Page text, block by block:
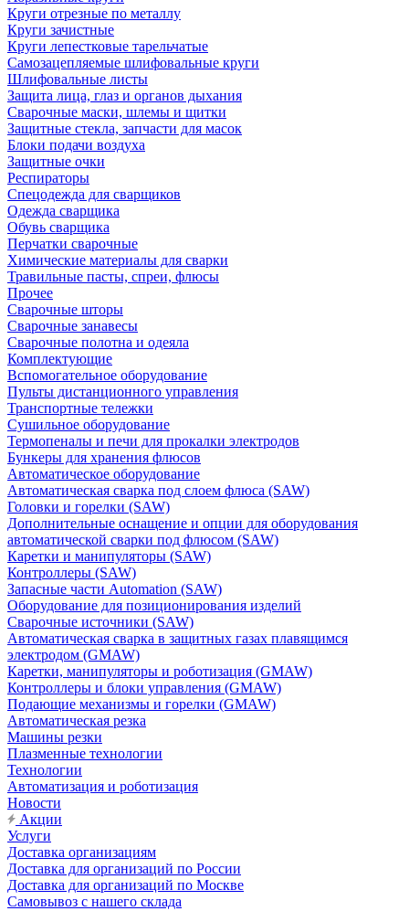
Круги отрезные по металлу
Круги зачистные
Круги лепестковые тарельчатые
Самозацепляемые шлифовальные круги
Шлифовальные листы
Защита лица, глаз и органов дыхания
Сварочные маски, шлемы и щитки
Защитные стекла, запчасти для масок
Блоки подачи воздуха
Защитные очки
Респираторы
Спецодежда для сварщиков
Одежда сварщика
Обувь сварщика
Перчатки сварочные
Химические материалы для сварки
Травильные пасты, спреи, флюсы
Прочее
Сварочные шторы
Сварочные занавесы
Сварочные полотна и одеяла
Комплектующие
Вспомогательное оборудование
Пульты дистанционного управления
Транспортные тележки
Сушильное оборудование
Термопеналы и печи для прокалки электродов
Бункеры для хранения флюсов
Автоматическое оборудование
Автоматическая сварка под слоем флюса (SAW)
Головки и горелки (SAW)
Дополнительные оснащение и опции для оборудования
автоматической сварки под флюсом (SAW)
Каретки и манипуляторы (SAW)
Контроллеры (SAW)
Запасные части Automation (SAW)
Оборудование для позиционирования изделий
Сварочные источники (SAW)
Автоматическая сварка в защитных газах плавящимся
электродом (GMAW)
Каретки, манипуляторы и роботизация (GMAW)
Контроллеры и блоки управления (GMAW)
Подающие механизмы и горелки (GMAW)
Автоматическая резка
Машины резки
Плазменные технологии
Технологии
Автоматизация и роботизация
Новости
Акции
Услуги
Доставка организациям
Доставка для организаций по России
Доставка для организаций по Москве
Самовывоз с нашего склада